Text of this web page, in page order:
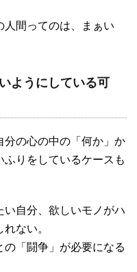
人間ってのは、まぁい
ようにしている可
分の心の中の「何か」か
りをしているケースも
い自分、欲しいモノがハ
ない。
「闘争」が必要になる